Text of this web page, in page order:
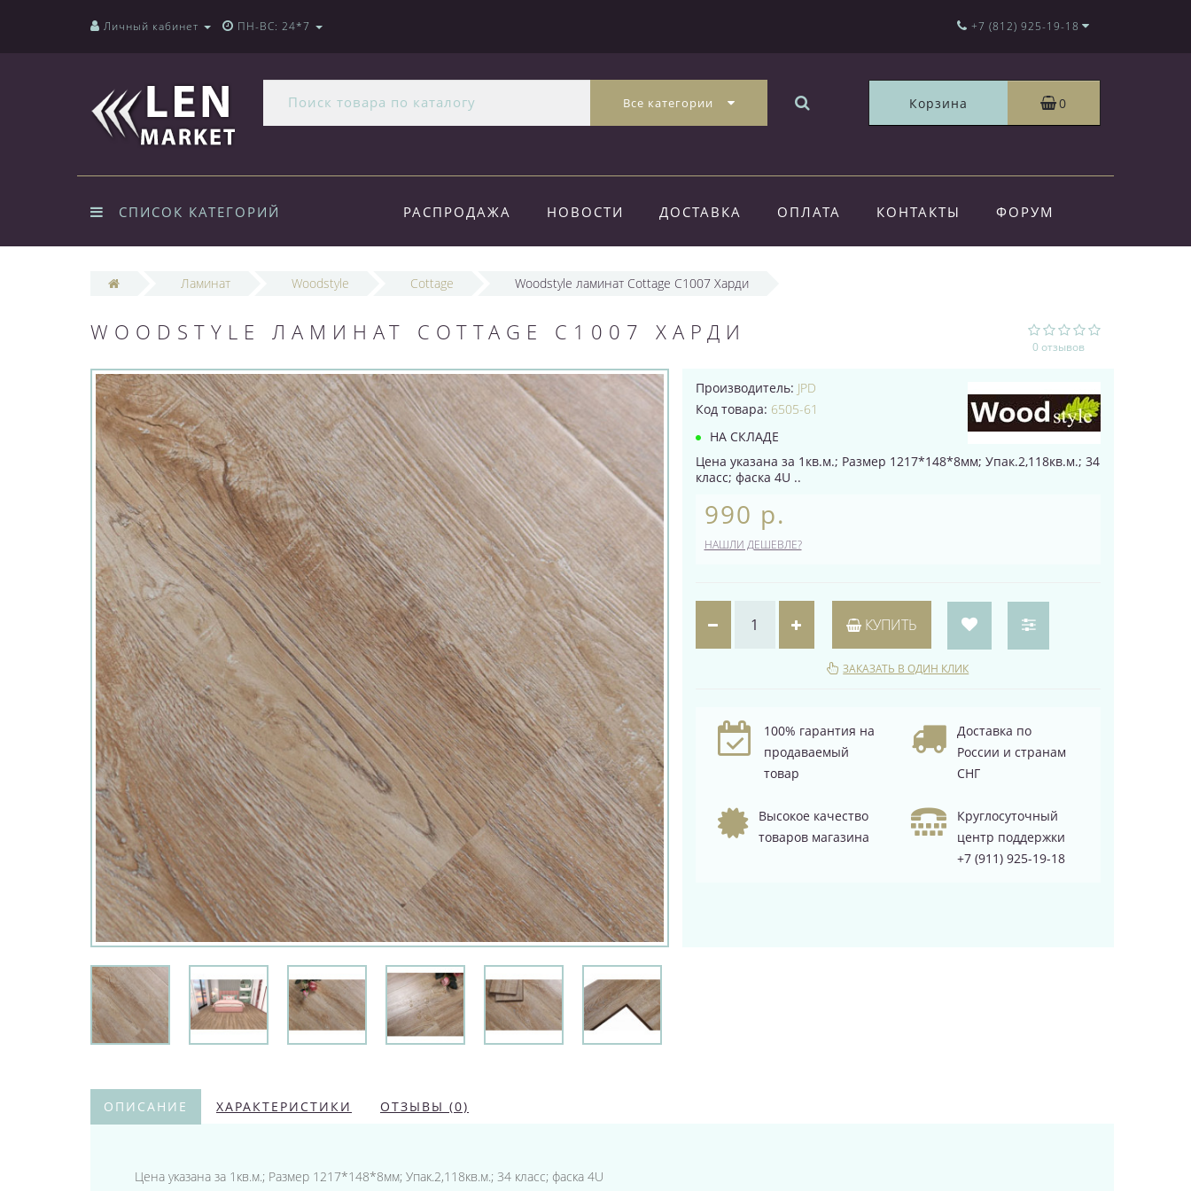
Личный кабинет ПН-ВС: 24*7 +7 (812) 925-19-18
Все категории Корзина 0
СПИСОК КАТЕГОРИЙ РАСПРОДАЖА НОВОСТИ ДОСТАВКА ОПЛАТА КОНТАКТЫ ФОРУМ
Ламинат Woodstyle Cottage Woodstyle ламинат Cottage C1007 Харди
WOODSTYLE ЛАМИНАТ COTTAGE C1007 ХАРДИ
0 отзывов
Производитель: JPD
Код товара: 6505-61
НА СКЛАДЕ
Цена указана за 1кв.м.; Размер 1217*148*8мм; Упак.2,118кв.м.; 34
класс; фаска 4U ..
990 р.
НАШЛИ ДЕШЕВЛЕ?
КУПИТЬ
ЗАКАЗАТЬ В ОДИН КЛИК
100% гарантия на
продаваемый
товар
Доставка по
России и странам
СНГ
Высокое качество
товаров магазина
Круглосуточный
центр поддержки
+7 (911) 925-19-18
ОПИСАНИЕ ХАРАКТЕРИСТИКИ ОТЗЫВЫ (0)
Цена указана за 1кв.м.; Размер 1217*148*8мм; Упак.2,118кв.м.; 34 класс; фаска 4U